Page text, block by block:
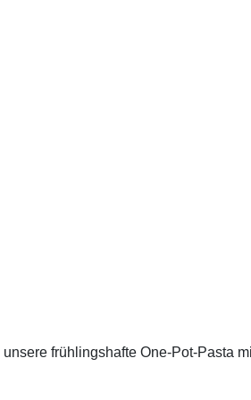
frühlingshafte One-Pot-Pasta